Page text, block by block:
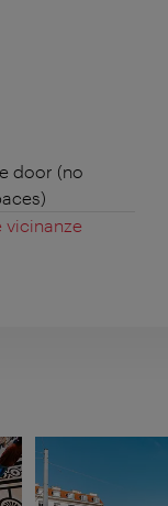
door (no
vicinanze